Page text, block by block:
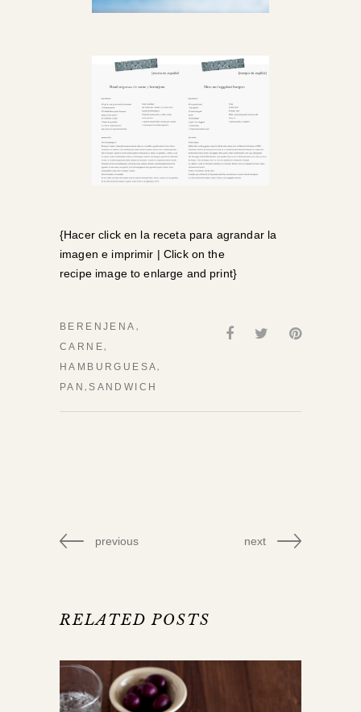
{Hacer click en la receta para agrandar la
imagen e imprimir | Click on the
recipe image to enlarge and print}
BERENJENA ,
CARNE,
HAMBURGUESA,
PAN,SANDWICH
previous next
RELATED POSTS